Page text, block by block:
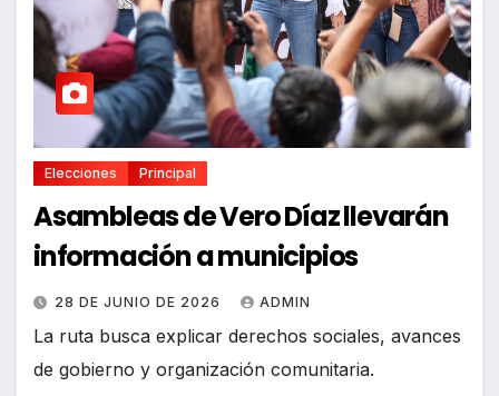
Elecciones Principal
Asambleas de Vero Díaz llevarán
información a municipios
28 DE JUNIO DE 2026 ADMIN
La ruta busca explicar derechos sociales, avances
de gobierno y organización comunitaria.